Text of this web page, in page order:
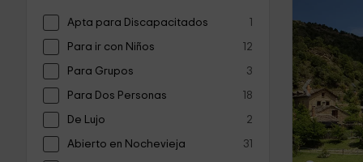
Apta para Discapacitados 1
Para ir con Niños 12
Para Grupos 3
Para Dos Personas 18
De Lujo 2
Abierto en Nochevieja 31
‹